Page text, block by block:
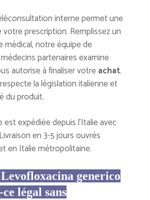
interne permet une
prescription. Remplissez un
notre équipe de
partenaires examine
autorise à finaliser votreachat.
la législation italienne et
du produit.
expédiée depuis l’Italie avec
en 3-5 jours ouvrés
en Italie métropolitaine.
generico
légal sans